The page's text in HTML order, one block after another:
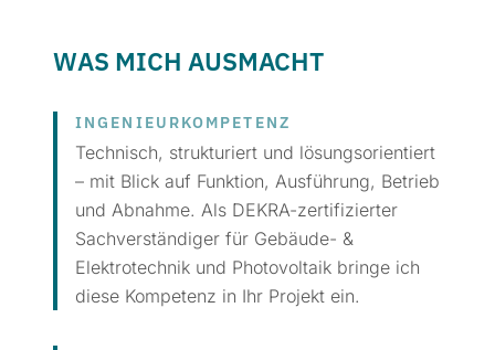
WAS MICH AUSMACHT
INGENIEUR­KOMPETENZ
Technisch, strukturiert und lösungsorientiert
– mit Blick auf Funktion, Ausführung, Betrieb
und Abnahme. Als DEKRA-zertifizierter
Sachverständiger für Gebäude- &
Elektrotechnik und Photovoltaik bringe ich
diese Kompetenz in Ihr Projekt ein.